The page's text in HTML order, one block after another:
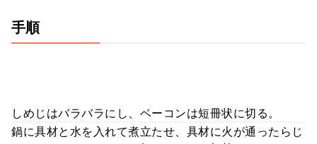
手順
しめじはバラバラにし、ベーコンは短冊状に切る。
鍋に具材と水を入れて煮立たせ、具材に火が通ったらじ